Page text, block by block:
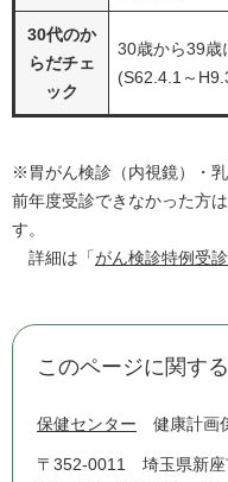
30代のか
らだチェ
ック
30歳から39歳
(S62.4.1～
※胃がん検診（内視鏡）・
前年度受診できなかった方
す。
詳細は「がん検診特例受
このページに関す
保健センター 健康計画
〒352-0011
埼玉県新